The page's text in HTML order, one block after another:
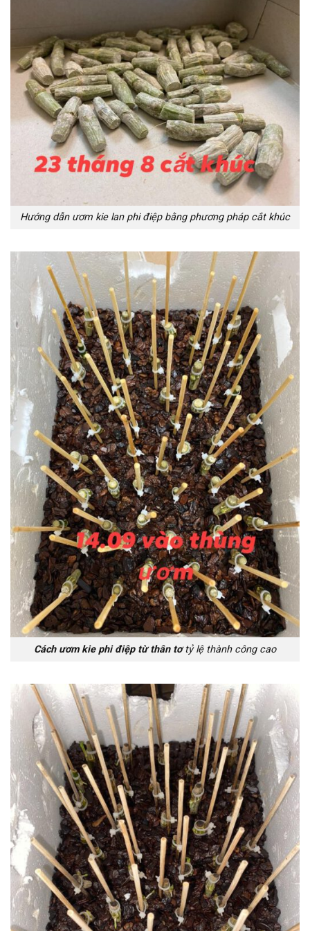
Hướng dẫn ươm kie lan phi điệp bằng phương pháp cắt khúc
Cách ươm kie phi điệp từ thân tơtỷ lệ thành công cao